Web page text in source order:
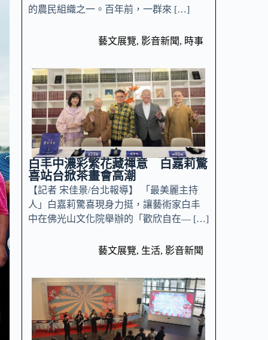
的農民組織之一。百年前，一群來 […]
藝文展覽, 影音新聞, 時事
白丰中濃彩繁花藏禪意 白嘉莉驚
喜站台掀茶畫會高潮
【記者 宋佳景/台北報導】 「最美麗主持
人」白嘉莉驚喜現身力挺，讓藝術家白丰
中在佛光山文化院舉辦的「歡欣自在— […]
藝文展覽, 生活, 影音新聞